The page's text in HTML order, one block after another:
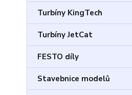
Turbíny KingTech
Turbíny JetCat
FESTO díly
Stavebnice modelů